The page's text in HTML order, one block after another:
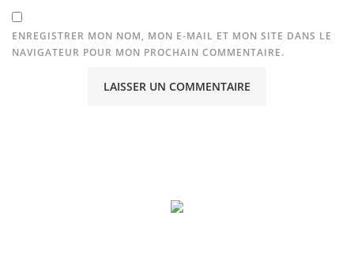
ENREGISTRER MON NOM, MON E-MAIL ET MON SITE DANS LE
NAVIGATEUR POUR MON PROCHAIN COMMENTAIRE.